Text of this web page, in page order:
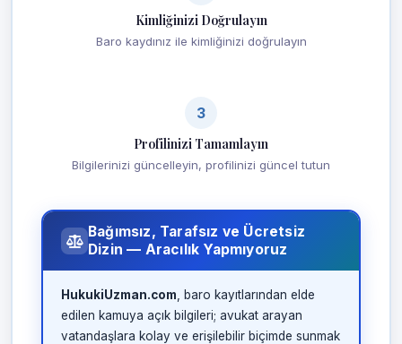
Kimliğinizi Doğrulayın
Baro kaydınız ile kimliğinizi doğrulayın
3
Profilinizi Tamamlayın
Bilgilerinizi güncelleyin, profilinizi güncel tutun
Bağımsız, Tarafsız ve Ücretsiz
Dizin — Aracılık Yapmıyoruz
HukukiUzman.com , baro kayıtlarından elde
edilen kamuya açık bilgileri; avukat arayan
vatandaşlara kolay ve erişilebilir biçimde sunmak